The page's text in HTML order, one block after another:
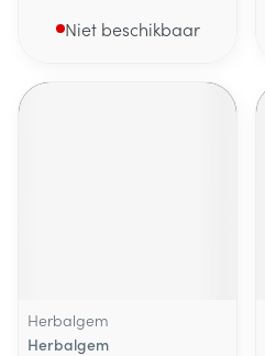
Niet beschikbaar
Herbalgem
Herbalgem